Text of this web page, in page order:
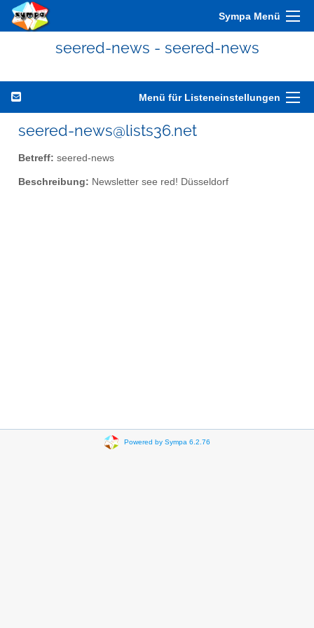
Sympa Menü
seered-news - seered-news
Menü für Listeneinstellungen
seered-news@lists36.net
Betreff: seered-news
Beschreibung: Newsletter see red! Düsseldorf
Powered by Sympa 6.2.76